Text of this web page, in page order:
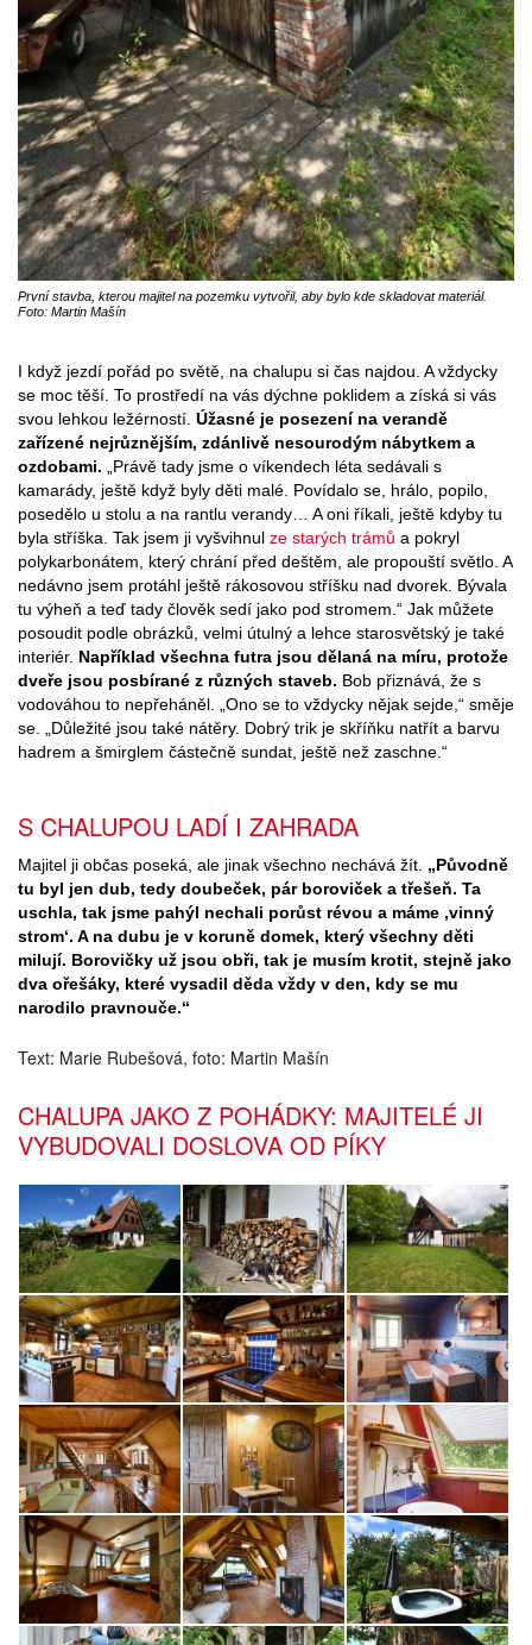
První stavba, kterou majitel na pozemku vytvořil, aby bylo kde skladovat materiál.
Foto: Martin Mašín
I když jezdí pořád po světě, na chalupu si čas najdou. A vždycky
se moc těší. To prostředí na vás dýchne poklidem a získá si vás
svou lehkou ležérností. Úžasné je posezení na verandě
zařízené nejrůznějším, zdánlivě nesourodým nábytkem a
ozdobami. „Právě tady jsme o víkendech léta sedávali s
kamarády, ještě když byly děti malé. Povídalo se, hrálo, popilo,
posedělo u stolu a na rantlu verandy… A oni říkali, ještě kdyby tu
byla stříška. Tak jsem ji vyšvihnul ze starých trámů a pokryl
polykarbonátem, který chrání před deštěm, ale propouští světlo. A
nedávno jsem protáhl ještě rákosovou stříšku nad dvorek. Bývala
tu výheň a teď tady člověk sedí jako pod stromem.“ Jak můžete
posoudit podle obrázků, velmi útulný a lehce starosvětský je také
interiér. Například všechna futra jsou dělaná na míru, protože
dveře jsou posbírané z různých staveb. Bob přiznává, že s
vodováhou to nepřeháněl. „Ono se to vždycky nějak sejde,“ směje
se. „Důležité jsou také nátěry. Dobrý trik je skříňku natřít a barvu
hadrem a šmirglem částečně sundat, ještě než zaschne.“
S CHALUPOU LADÍ I ZAHRADA
Majitel ji občas poseká, ale jinak všechno nechává žít. „Původně
tu byl jen dub, tedy doubeček, pár boroviček a třešeň. Ta
uschla, tak jsme pahýl nechali porůst révou a máme ‚vinný
strom‘. A na dubu je v koruně domek, který všechny děti
milují. Borovičky už jsou obři, tak je musím krotit, stejně jako
dva ořešáky, které vysadil děda vždy v den, kdy se mu
narodilo pravnouče.“
Text: Marie Rubešová, foto: Martin Mašín
CHALUPA JAKO Z POHÁDKY: MAJITELÉ JI
VYBUDOVALI DOSLOVA OD PÍKY